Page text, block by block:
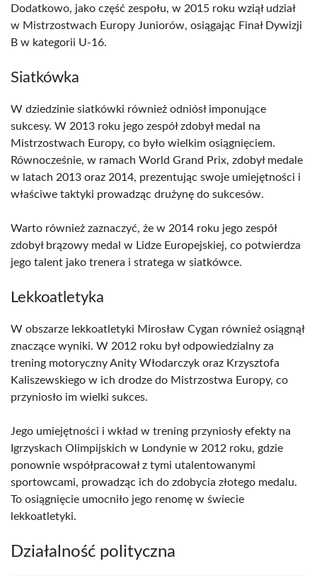
Dodatkowo, jako część zespołu, w 2015 roku wziął udział
w Mistrzostwach Europy Juniorów, osiągając Finał Dywizji
B w kategorii U-16.
Siatkówka
W dziedzinie siatkówki również odniósł imponujące
sukcesy. W 2013 roku jego zespół zdobył medal na
Mistrzostwach Europy, co było wielkim osiągnięciem.
Równocześnie, w ramach World Grand Prix, zdobył medale
w latach 2013 oraz 2014, prezentując swoje umiejętności i
właściwe taktyki prowadząc drużynę do sukcesów.
Warto również zaznaczyć, że w 2014 roku jego zespół
zdobył brązowy medal w Lidze Europejskiej, co potwierdza
jego talent jako trenera i stratega w siatkówce.
Lekkoatletyka
W obszarze lekkoatletyki Mirosław Cygan również osiągnął
znaczące wyniki. W 2012 roku był odpowiedzialny za
trening motoryczny Anity Włodarczyk oraz Krzysztofa
Kaliszewskiego w ich drodze do Mistrzostwa Europy, co
przyniosło im wielki sukces.
Jego umiejętności i wkład w trening przyniosły efekty na
Igrzyskach Olimpijskich w Londynie w 2012 roku, gdzie
ponownie współpracował z tymi utalentowanymi
sportowcami, prowadząc ich do zdobycia złotego medalu.
To osiągnięcie umocniło jego renomę w świecie
lekkoatletyki.
Działalność polityczna